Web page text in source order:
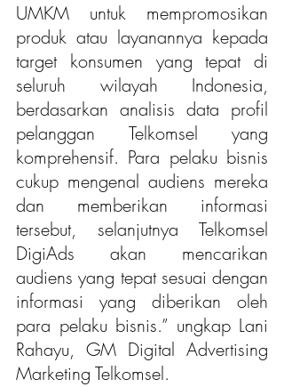
UMKM untuk mempromosikan
produk atau layanannya kepada
target konsumen yang tepat di
seluruh wilayah Indonesia,
berdasarkan analisis data profil
pelanggan Telkomsel yang
komprehensif. Para pelaku bisnis
cukup mengenal audiens mereka
dan memberikan informasi
tersebut, selanjutnya Telkomsel
DigiAds akan mencarikan
audiens yang tepat sesuai dengan
informasi yang diberikan oleh
para pelaku bisnis.” ungkap Lani
Rahayu, GM Digital Advertising
Marketing Telkomsel.